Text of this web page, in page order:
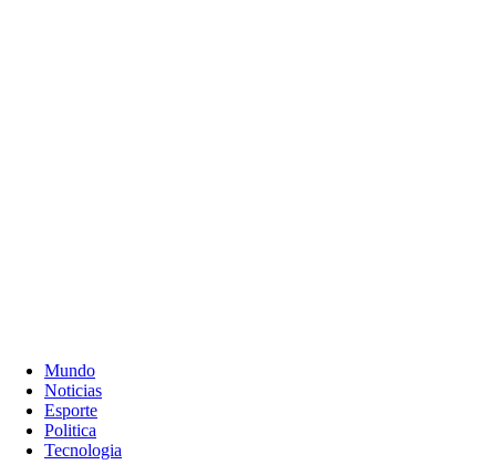
Mundo
Noticias
Esporte
Politica
Tecnologia